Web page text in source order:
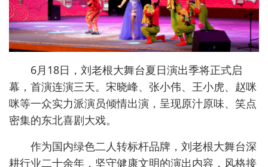
6月18日，刘老根大舞台夏日演出季将正式启
幕，首演连演三天。宋晓峰、张小伟、王小虎、赵咪
咪等一众实力派演员倾情出演，呈现原汁原味、笑点
密集的东北喜剧大戏。
作为国内绿色二人转标杆品牌，刘老根大舞台深
耕行业二十余年，坚守健康文明的演出内容，风格接